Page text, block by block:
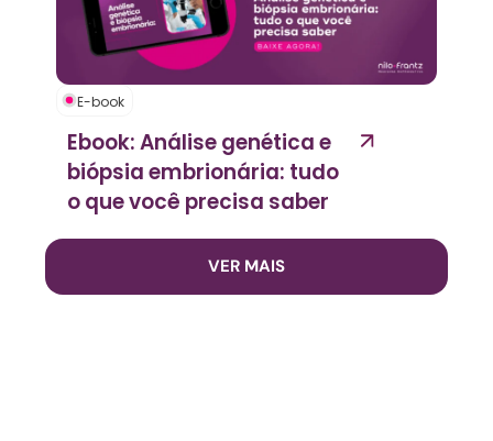
E-book
Ebook: Análise genética e
biópsia embrionária: tudo
o que você precisa saber
VER MAIS